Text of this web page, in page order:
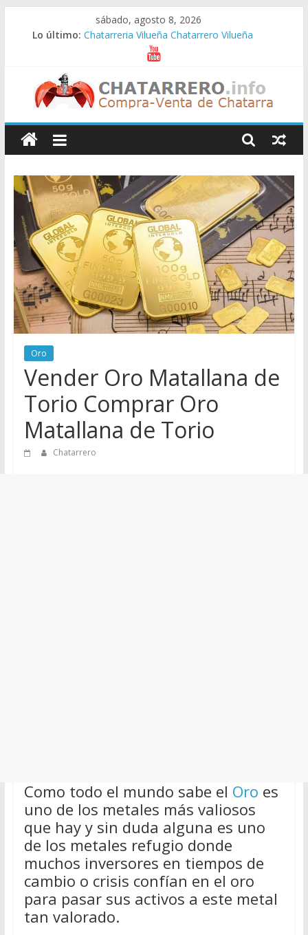
sábado, agosto 8, 2026
Lo último: Chatarreria Vilueña Chatarrero Vilueña
Chatarreria Zuera Chatarrero Zuera
Chatarreria Zaragoza Chatarrero Zaragoza
Chatarreria Zaida Chatarrero Zaida
Chatarreria Vistabella Chatarrero Vistabella
Chatarreros
–
Precio
de
Chatarra
Directorio
de
Chatarreros
para
vender
Chatarra
Oro
Vender Oro Matallana de
Torio Comprar Oro
Matallana de Torio
Chatarrero
Como todo el mundo sabe el Oro es
uno de los metales más valiosos
que hay y sin duda alguna es uno
de los metales refugio donde
muchos inversores en tiempos de
cambio o crisis confían en el oro
para pasar sus activos a este metal
tan valorado.